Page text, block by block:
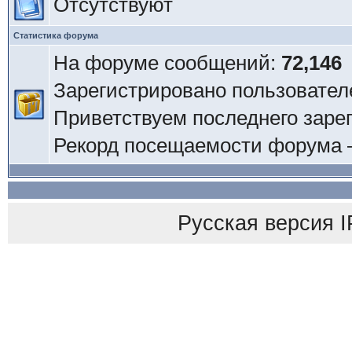
Отсутствуют
Статистика форума
На форуме сообщений: 72,146
Зарегистрировано
Приветствуем последнего
Рекорд посещаемости
Русская версия